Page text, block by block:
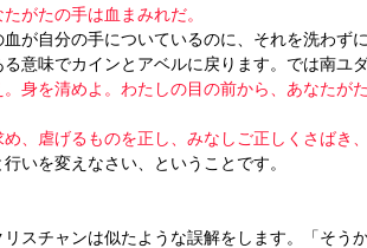
がたの手は血まみれだ。
が自分の手についているのに、それを洗わず
意味でカインとアベルに戻ります。では南ユ
。身を清めよ。わたしの目の前から、あなたが
、虐げるものを正し、みなしご正しくさばき
いを変えなさい、ということです。
スチャンは似たような誤解をします。「そう